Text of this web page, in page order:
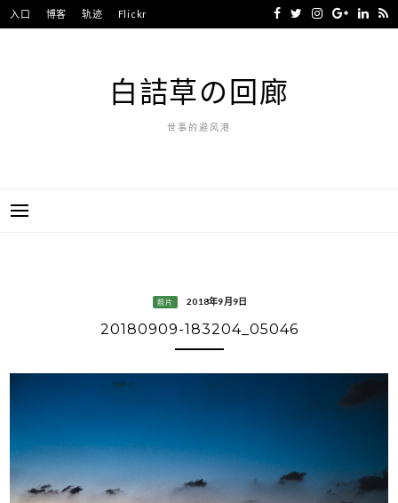
Skip
to
入口 博客 轨迹 Flickr
白詰草の回廊
世事的避风港
照片 2018年9月9日
20180909-183204_05046